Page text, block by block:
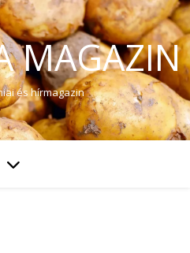
MAGAZIN
és hírmagazin